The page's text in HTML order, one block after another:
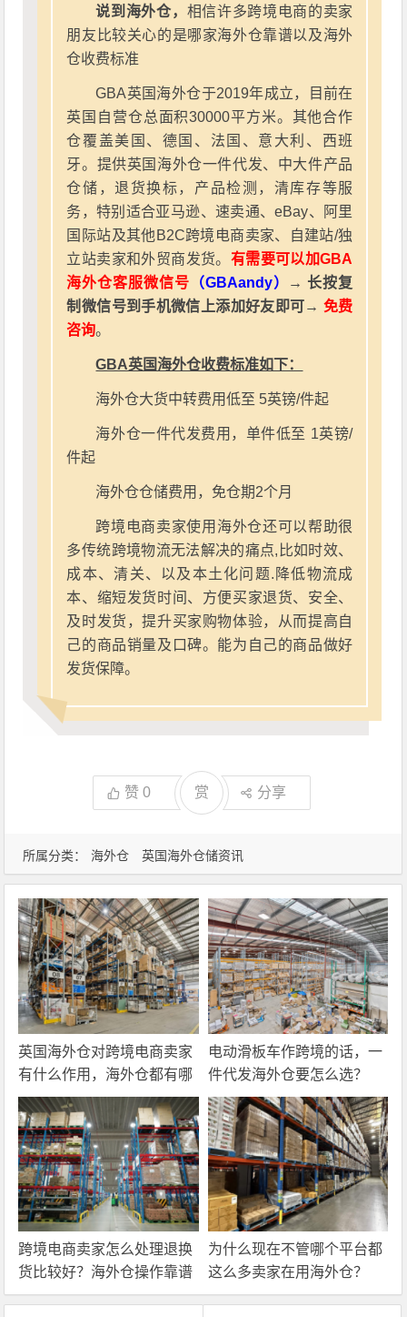
所属分类： 海外仓 英国海外仓储资讯
说到海外仓， 相信许多跨境电商的卖家
朋友比较关心的是哪家海外仓靠谱以及海外
仓收费标准
GBA英国海外仓于2019年成立，目前在
英国自营仓总面积30000平方米。其他合作
仓覆盖美国、德国、法国、意大利、西班
牙。提供英国海外仓一件代发、中大件产品
仓储，退货换标，产品检测，清库存等服
务，特别适合亚马逊、速卖通、eBay、阿里
国际站及其他B2C跨境电商卖家、自建站/独
立站卖家和外贸商发货。 有需要可以加GBA
海外仓客服微信号 （GBAandy）
→ 长按复
制微信号到手机微信上添加好友即可→ 免费
咨询。
GBA英国海外仓收费标准如下：
海外仓大货中转费用低至 5英镑/件起
海外仓一件代发费用，单件低至 1英镑/
件起
海外仓仓储费用，免仓期2个月
跨境电商卖家使用海外仓还可以帮助很
多传统跨境物流无法解决的痛点,比如时效、
成本、清关、以及本土化问题.降低物流成
本、缩短发货时间、方便买家退货、安全、
及时发货，提升买家购物体验，从而提高自
己的商品销量及口碑。能为自己的商品做好
发货保障。
赞0 赏 分享
英国海外仓对跨境电商卖家
有什么作用，海外仓都有哪
些核心服务？
电动滑板车作跨境的话，一
件代发海外仓要怎么选？
跨境电商卖家怎么处理退换
货比较好？海外仓操作靠谱
吗？
为什么现在不管哪个平台都
这么多卖家在用海外仓？